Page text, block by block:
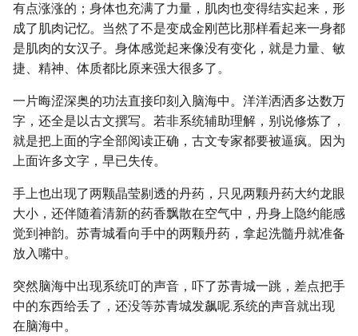
有点涨涨的；身体也充满了力量，肌肉也变得结实起来，形
成了肌肉记忆。当然了不是变成金刚芭比那样看起来一身都
是肌肉的女汉子。身体感觉起来像没有变化，就是力量、敏
捷、精神、体质都比原来强大很多了。
一片晦涩深奥的功法直接印刻入脑海中。洋洋洒洒多达数万
字，还全是以古文撰写。若非系统辅助理解，别说修炼了，
就是把上面的字全部阅读正确，古文专家都要被逼疯。因为
上面许多文字，早已失传。
手上也出现了两颗晶莹剔透的丹药，只见两颗丹药大约龙眼
大小，还伴随着清新的药香飘散在空气中，丹身上隐约能感
觉到神韵。苏青城看向手中的两颗丹药，拿起洗髓丹就准备
放入嘴中。
突然脑海中出现系统叮的声音，吓了苏青城一跳，差点把手
中的东西给丢了，还没等苏青城发飙呢.系统的声音就出现
在脑海中。